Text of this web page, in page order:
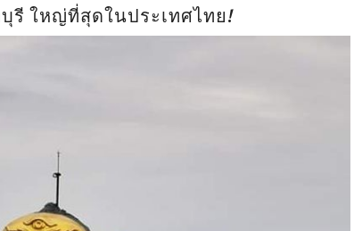
รี ใหญ่ที่สุดในประเทศไทย!เทพ
สี่